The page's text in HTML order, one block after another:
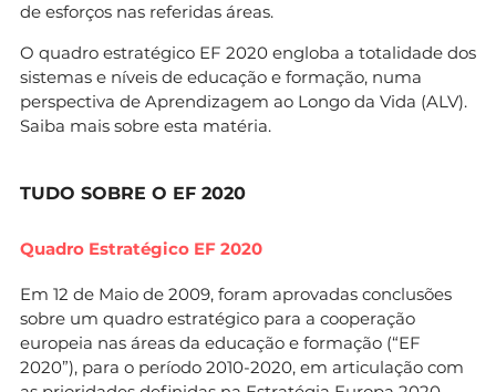
de esforços nas referidas áreas.
O quadro estratégico EF 2020 engloba a totalidade dos
sistemas e níveis de educação e formação, numa
perspectiva de Aprendizagem ao Longo da Vida (ALV).
Saiba mais sobre esta matéria.
TUDO SOBRE O EF 2020
Quadro Estratégico EF 2020
Em 12 de Maio de 2009, foram aprovadas conclusões
sobre um quadro estratégico para a cooperação
europeia nas áreas da educação e formação (“EF
2020”), para o período 2010-2020, em articulação com